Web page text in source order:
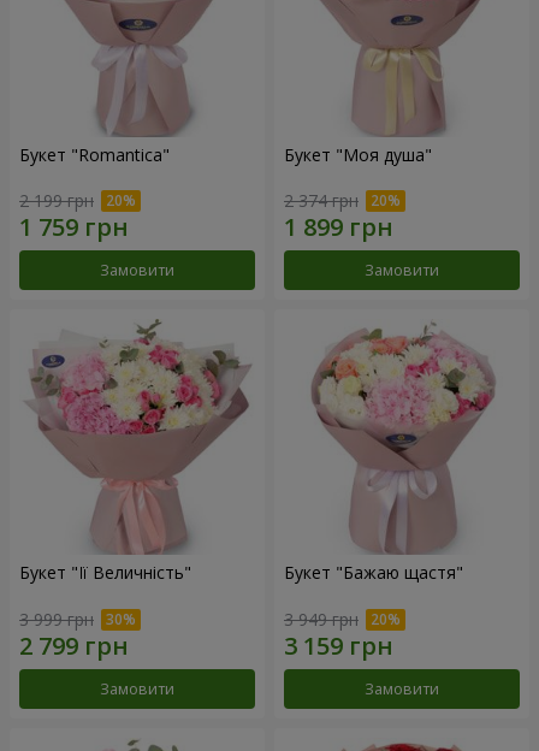
Букет "Romantica"
2 199 грн
Замовити
Букет "Моя душа"
2 374 грн
Замовити
Букет "Її Величність"
3 999 грн
Замовити
Букет "Бажаю щастя"
3 949 грн
Замовити